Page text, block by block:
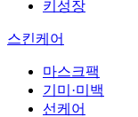
키성장
스킨케어
마스크팩
기미·미백
선케어